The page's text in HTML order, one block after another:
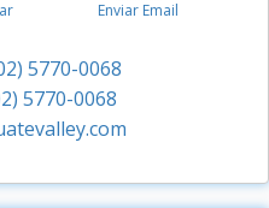
Enviar Email
5770-0068
5770-0068